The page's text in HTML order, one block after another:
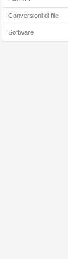
Conversioni di file
Software